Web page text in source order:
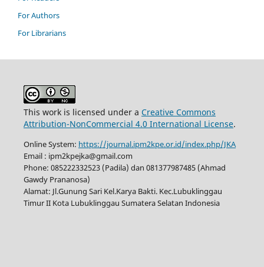
For Authors
For Librarians
This work is licensed under a Creative Commons
Attribution-NonCommercial 4.0 International License.
Online System: https://journal.ipm2kpe.or.id/index.php/JKA
Email : ipm2kpejka@gmail.com
Phone: 085222332523 (Padila) dan 081377987485 (Ahmad
Gawdy Prananosa)
Alamat: Jl.Gunung Sari Kel.Karya Bakti. Kec.Lubuklinggau
Timur II Kota Lubuklinggau Sumatera Selatan Indonesia